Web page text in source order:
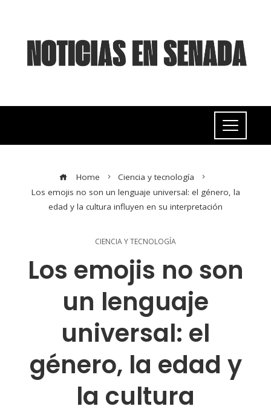
Home
Ciencia y tecnología
Los emojis no son un lenguaje universal: el género, la
edad y la cultura influyen en su interpretación
CIENCIA Y TECNOLOGÍA
Los emojis no son
un lenguaje
universal: el
género, la edad y
la cultura